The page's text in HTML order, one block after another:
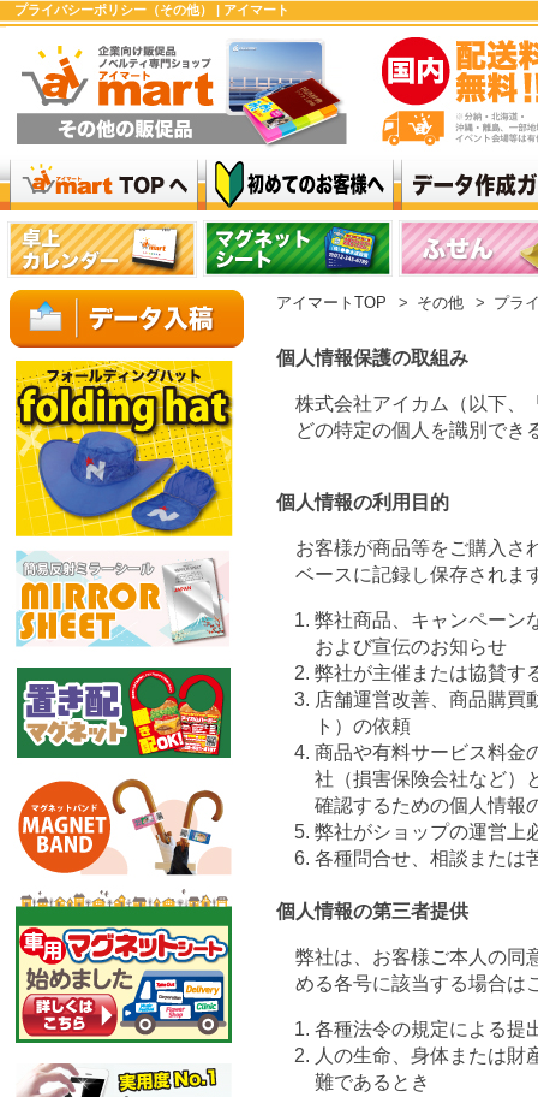
プライバシーポリシー（その他） | アイマート
アイマートTOP > その他 > プラ
個人情報保護の取組み
株式会社アイカム（以下、
どの特定の個人を識別でき
個人情報の利用目的
お客様が商品等をご購入さ
ベースに記録し保存されま
弊社商品、キャンペーン
および宣伝のお知らせ
弊社が主催または協賛す
店舗運営改善、商品購買
ト）の依頼
商品や有料サービス料金
社（損害保険会社など）
確認するための個人情報
弊社がショップの運営上
各種問合せ、相談または
個人情報の第三者提供
弊社は、お客様ご本人の同
める各号に該当する場合は
各種法令の規定による提
人の生命、身体または財
難であるとき